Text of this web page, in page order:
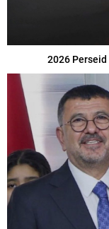
2026 Perseid